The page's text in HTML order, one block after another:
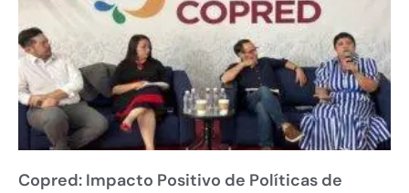
Copred: Impacto Positivo de Políticas de